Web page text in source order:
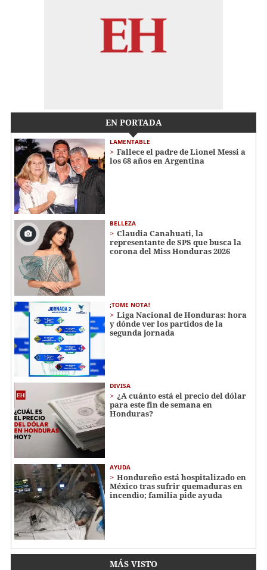
EN PORTADA
LAMENTABLE
Fallece el padre de Lionel Messi a
los 68 años en Argentina
BELLEZA
Claudia Canahuati, la
representante de SPS que busca la
corona del Miss Honduras 2026
¡TOME NOTA!
Liga Nacional de Honduras: hora
y dónde ver los partidos de la
segunda jornada
DIVISA
¿A cuánto está el precio del dólar
para este fin de semana en
Honduras?
AYUDA
Hondureño está hospitalizado en
México tras sufrir quemaduras en
incendio; familia pide ayuda
MÁS VISTO